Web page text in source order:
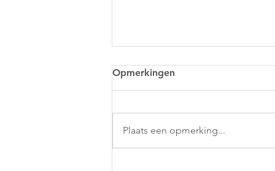
Opmerkingen
Plaats een opmerking...